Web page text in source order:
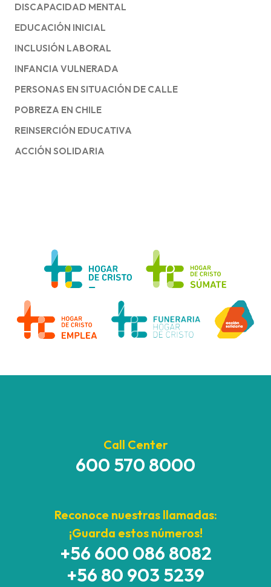
DISCAPACIDAD MENTAL
EDUCACIÓN INICIAL
INCLUSIÓN LABORAL
INFANCIA VULNERADA
PERSONAS EN SITUACIÓN DE CALLE
POBREZA EN CHILE
REINSERCIÓN EDUCATIVA
ACCIÓN SOLIDARIA
Call Center
600 570 8000
Reconoce nuestras llamadas:
¡Guarda estos números!
+56 600 086 8082
+56 80 903 5239